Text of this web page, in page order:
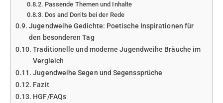
Passende Themen und Inhalte
Dos and Don’ts bei der Rede
Jugendweihe Gedichte: Poetische Inspirationen für
den besonderen Tag
Traditionelle und moderne Jugendweihe Bräuche im
Vergleich
Jugendweihe Segen und Segenssprüche
Fazit
HGF/FAQs